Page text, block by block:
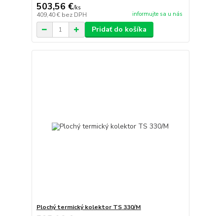
503,56 €/ks
409,40 € bez DPH informujte sa u nás
Pridať do košíka
Plochý termický kolektor TS 330/M